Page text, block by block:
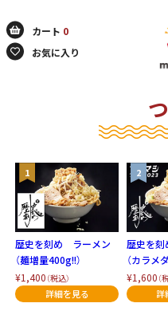
カート 0
お気に入り
歴史を刻め ラーメン
（麺増量400g!!）
¥1,400 （税込）
歴史を
（カラメ
¥1,600 （
検索